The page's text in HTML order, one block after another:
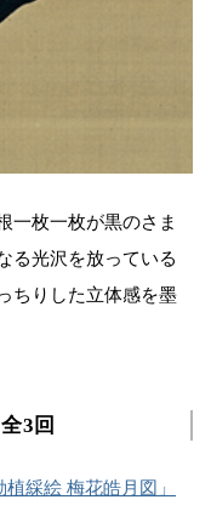
一枚一枚が黒のさま
る光沢を放っている
ちりした立体感を墨
3回
綵絵 梅花皓月図」